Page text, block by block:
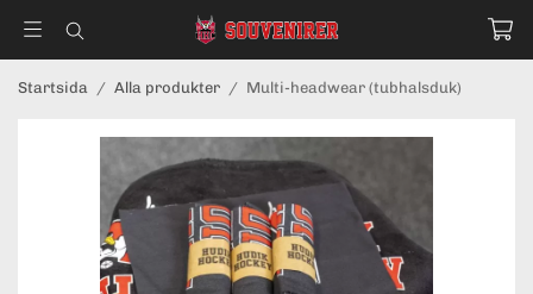
Startsida / Alla produkter / Multi-headwear (tubhalsduk)